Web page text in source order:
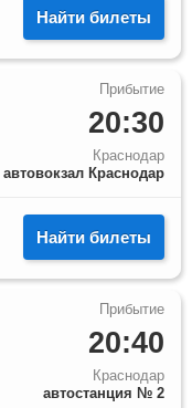
Найти билеты
20:30
Краснодар
автовокзал Краснодар
Найти билеты
20:40
Краснодар
автостанция № 2